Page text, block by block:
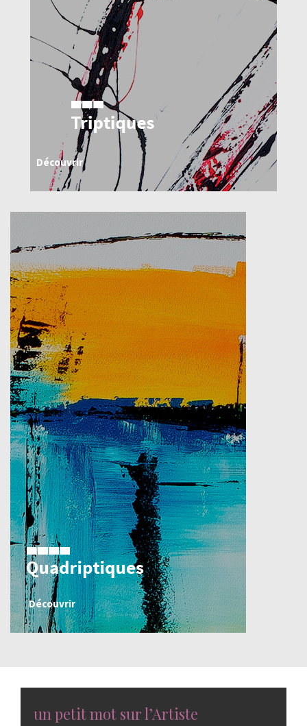
Découvrir
Découvrir
un petit mot sur l’Artiste